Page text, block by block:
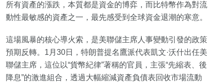
所有資產的漲跌，本質都是資金的博弈，而比特幣作為對流
動性最敏感的資產之一，最先感受到全球資金退潮的寒意。
這場風暴的核心導火索，是美聯儲主席人事變動引發的政策
預期反轉。1月30日，特朗普提名鷹派代表凱文·沃什出任美
聯儲主席，這位以“貨幣紀律”著稱的官員，主張“先縮表、後
降息”的激進組合，透過大幅縮減資產負債表回收市場流動